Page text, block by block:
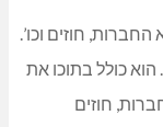
חוזים וכו’.
כולל בתוכו את
חוזים